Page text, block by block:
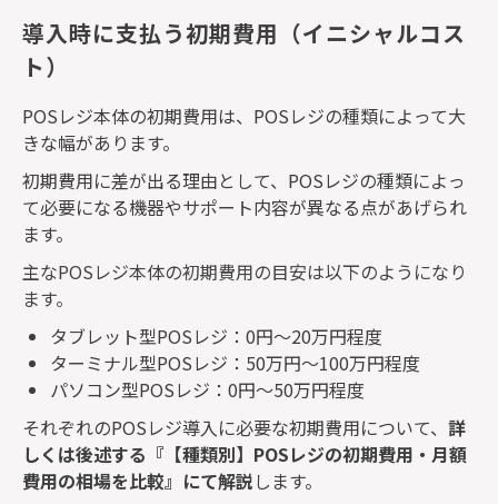
導入時に支払う初期費用（イニシャルコス
ト）
POSレジ本体の初期費用は、 POSレジの種類によって大
きな幅があります。
初期費用に差が出る理由として、 POSレジの種類によっ
て必要になる機器やサポート内容が異なる点があげられ
ます。
主なPOSレジ本体の初期費用の目安は以下のようになり
ます。
タブレット型POSレジ： 0円～20万円程度
ターミナル型POSレジ： 50万円～100万円程度
パソコン型POSレジ： 0円～50万円程度
それぞれのPOSレジ導入に必要な初期費用について、 詳
しくは後述する『【種類別】 POSレジの初期費用・月額
費用の相場を比較』にて解説 します。